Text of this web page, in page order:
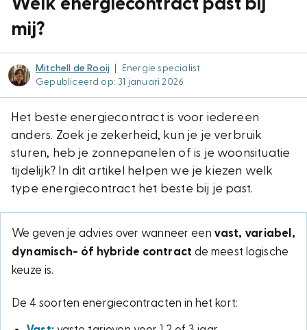
Welk energiecontract past bij
mij?
Mitchell de Rooij
Energie specialist
Gepubliceerd op: 31 januari 2026
Het beste energiecontract is voor iedereen
anders. Zoek je zekerheid, kun je je verbruik
sturen, heb je zonnepanelen of is je woonsituatie
tijdelijk? In dit artikel helpen we je kiezen welk
type energiecontract het beste bij je past.
We geven je advies over wanneer een vast, variabel,
dynamisch- óf hybride contract de meest logische
keuze is.
De 4 soorten energiecontracten in het kort: